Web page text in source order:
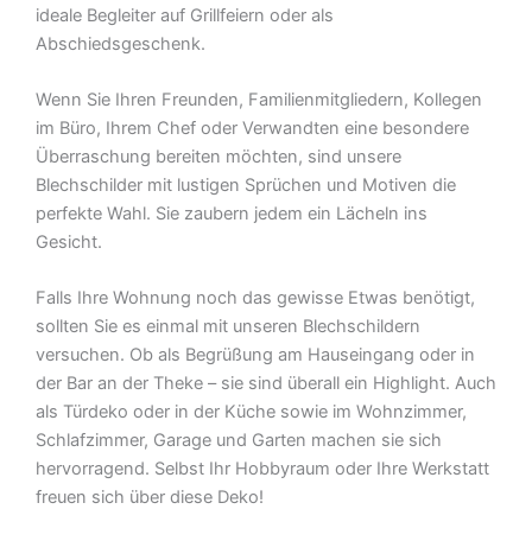
ideale Begleiter auf Grillfeiern oder als
Abschiedsgeschenk.
Wenn Sie Ihren Freunden, Familienmitgliedern, Kollegen
im Büro, Ihrem Chef oder Verwandten eine besondere
Überraschung bereiten möchten, sind unsere
Blechschilder mit lustigen Sprüchen und Motiven die
perfekte Wahl. Sie zaubern jedem ein Lächeln ins
Gesicht.
Falls Ihre Wohnung noch das gewisse Etwas benötigt,
sollten Sie es einmal mit unseren Blechschildern
versuchen. Ob als Begrüßung am Hauseingang oder in
der Bar an der Theke – sie sind überall ein Highlight. Auch
als Türdeko oder in der Küche sowie im Wohnzimmer,
Schlafzimmer, Garage und Garten machen sie sich
hervorragend. Selbst Ihr Hobbyraum oder Ihre Werkstatt
freuen sich über diese Deko!